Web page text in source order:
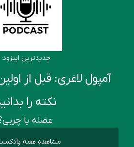
جدیدترین اپیزود:
نکته را
عضله یا
مشاهده همه